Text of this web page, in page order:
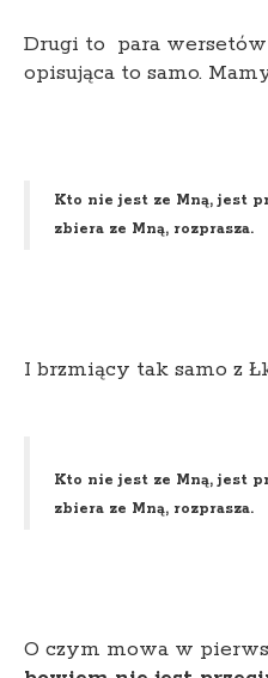
Drugi to para
opisująca to samo.
Kto nie jest ze Mną, jest
zbiera ze Mną, rozprasza.
I brzmiący tak samo z Łk
Kto nie jest ze Mną, jest
zbiera ze Mną, rozprasza.
O czym mowa w